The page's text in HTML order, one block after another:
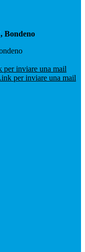
Bondeno
per inviare una mail
per inviare una mail